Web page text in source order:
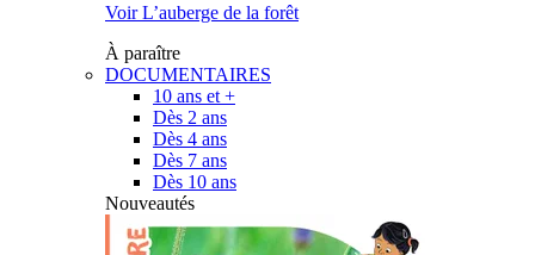
Voir L’auberge de la forêt
À paraître
DOCUMENTAIRES
10 ans et +
Dès 2 ans
Dès 4 ans
Dès 7 ans
Dès 10 ans
Nouveautés